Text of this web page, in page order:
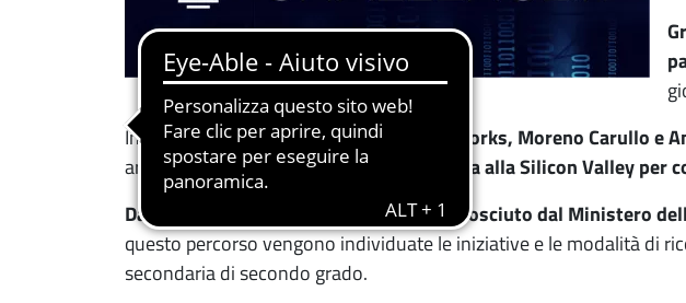
Interverranno i fondatori diNozomi Networks, Moreno Carullo e
artificiale, sul tema«Nozomi: dall’Insubria alla Silicon Valley
Dal 2020 CyberChallenge.IT
è statoriconosciuto dal Ministero
questo percorso vengono individuate le iniziative e le modalità di
secondaria di secondo grado.